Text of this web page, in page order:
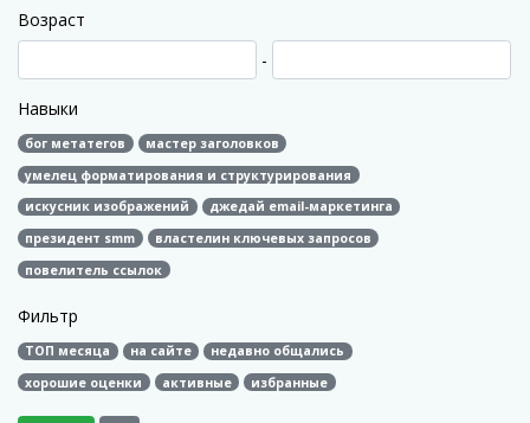
Возраст
-
Навыки
бог метатегов
мастер заголовков
умелец форматирования и структурирования
искусник изображений
джедай email-маркетинга
президент smm
властелин ключевых запросов
повелитель ссылок
Фильтр
ТОП месяца на сайте
недавно общались
хорошие оценки
активные избранные